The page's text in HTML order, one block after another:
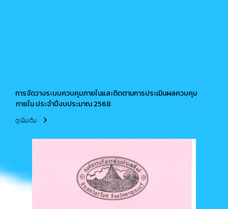
การจัดวางระบบควบคุมภายในและติดตามการประเมินผลควบคุม
ภายใน ประจำปีงบประมาณ 2568
ดูเพิ่มเติม